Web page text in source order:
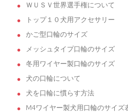
ＷＵＳＶ世界選手権について
トップ１０犬用アクセサリー
かご型口輪のサイズ
メッシュタイプ口輪のサイズ
冬用ワイヤー製口輪のサイズ
犬の口輪について
犬を口輪に慣らす方法
M4ワイヤー製犬用口輪のサイズ